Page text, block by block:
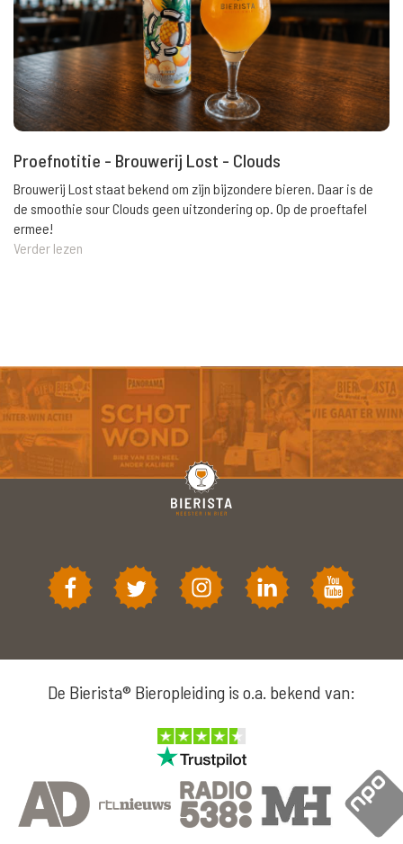
Proefnotitie - Brouwerij Lost - Clouds
Brouwerij Lost staat bekend om zijn bijzondere bieren. Daar is de
de smoothie sour Clouds geen uitzondering op. Op de proeftafel
ermee!
Verder lezen
De Bierista® Bieropleiding is o.a. bekend van: